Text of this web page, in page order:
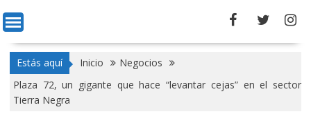
Estás aquí Inicio
Negocios
Plaza 72, un gigante que hace “levantar cejas” en el sector
Tierra Negra